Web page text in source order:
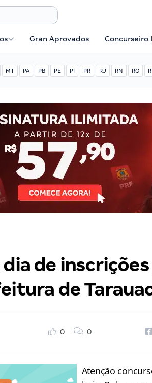
Gran Aprovados Concurseiro
MT PA PB PE PI PR RJ RN RO
de
de
0 0
Atenção